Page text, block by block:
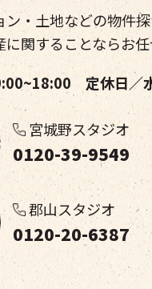
・土地などの物件
関することならお
定休日／
宮城野スタジオ
0120-39-9549
郡山スタジオ
0120-20-6387